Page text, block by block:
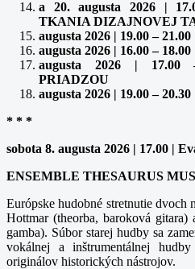
a 20. augusta 2026 |
TKANIA DIZAJNOVEJ
augusta 2026 | 19.00 –
augusta 2026 | 16.00 –
augusta 2026 | 17.00
PRIADZOU
augusta 2026 | 19.00 –
* * *
sobota 8. augusta 2026 | 17.00 |
ENSEMBLE THESAURUS
Európske hudobné stretnutie
Hottmar (theorba, baroková gitara)
gamba). Súbor starej hudby sa
vokálnej a inštrumentálnej
originálov historických nástrojov.